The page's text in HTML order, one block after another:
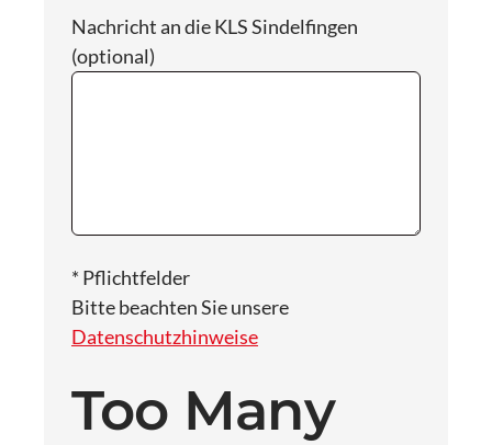
Nachricht an die KLS Sindelfingen
(optional)
* Pflichtfelder
Bitte beachten Sie unsere
Datenschutzhinweise
Too Many